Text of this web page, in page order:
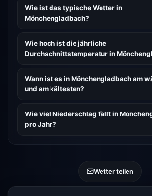
Wie ist das typische Wetter in
Mönchengladbach?
Wie hoch ist die jährliche
Durchschnittstemperatur in
Wann ist es in Mönchengladbach am
und am kältesten?
Wie viel Niederschlag fällt in
pro Jahr?
Wetter teilen